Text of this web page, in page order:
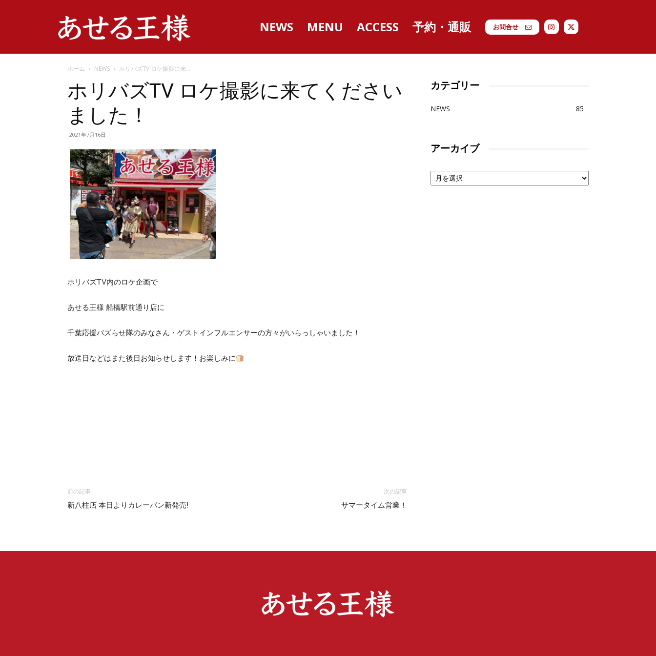
NEWS MENU ACCESS 予約・通販 お問合せ
ホーム NEWS ホリバズTV ロケ撮影に来...
ホリバズTV ロケ撮影に来てください
ました！
2021年7月16日
ホリバズTV内のロケ企画で
あせる王様 船橋駅前通り店に
千葉応援バズらせ隊のみなさん・ゲストインフルエンサーの方々がいらっしゃいました！
放送日などはまた後日お知らせします！お楽しみに
前の記事
新八柱店 本日よりカレーパン新発売!
次の記事
サマータイム営業！
カテゴリー
NEWS 85
アーカイブ
ア
ー